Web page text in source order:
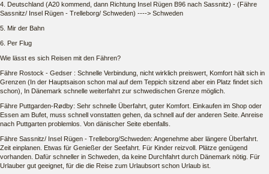
4. Deutschland (A20 kommend, dann Richtung Insel Rügen B96 nach Sassnitz) - (Fähre
Sassnitz/ Insel Rügen - Trelleborg/ Schweden) ----> Schweden
5. Mir der Bahn
6. Per Flug
Wie lässt es sich Reisen mit den Fähren?
Fähre Rostock - Gedser : Schnelle Verbindung, nicht wirklich preiswert, Komfort hält sich in
Grenzen (In der Hauptsaison schon mal auf dem Teppich sitzend aber ein Platz findet sich
schon), In Dänemark schnelle weiterfahrt zur schwedischen Grenze möglich.
Fähre Puttgarden-Rødby: Sehr schnelle Überfahrt, guter Komfort. Einkaufen im Shop oder
Essen am Bufet, muss schnell vonstatten gehen, da schnell auf der anderen Seite. Anreise
nach Puttgarten problemlos. Von dänischer Seite ebenfalls.
Fähre Sassnitz/ Insel Rügen - Trelleborg/Schweden: Angenehme aber längere Überfahrt.
Zeit einplanen. Etwas für Genießer der Seefahrt. Für Kinder reizvoll. Plätze genügend
vorhanden. Dafür schneller in Schweden, da keine Durchfahrt durch Dänemark nötig. Für
Urlauber gut geeignet, für die die Reise zum Urlaubsort schon Urlaub ist.